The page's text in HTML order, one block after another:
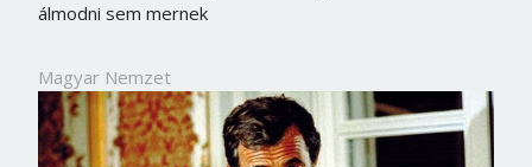
álmodni sem mernek
Magyar Nemzet